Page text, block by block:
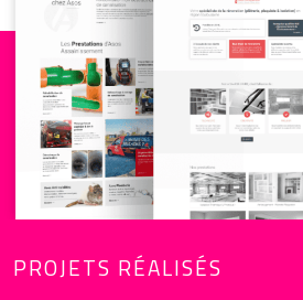
PROJETS RÉALISÉS